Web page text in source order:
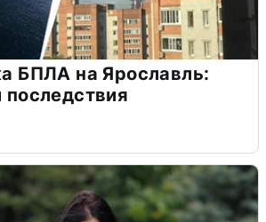
БПЛА на Ярославль:
последствия